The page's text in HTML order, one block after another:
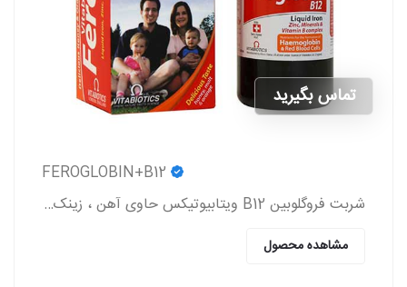
تماس بگیرید
شربت فروگلوبین B12 ویتابیوتیکس حاوی آهن ، زینک ، ویتامین گروه b و ویتامین c که به پیشگیری و درمان کم خونی در بزرگسالان و کودکان کمک می کند.
مشاهده محصول